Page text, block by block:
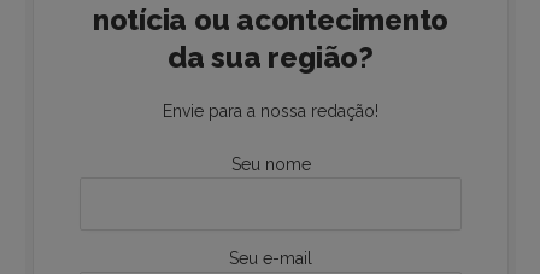
notícia ou acontecimento
da sua região?
Envie para a nossa redação!
Seu nome
Seu e-mail